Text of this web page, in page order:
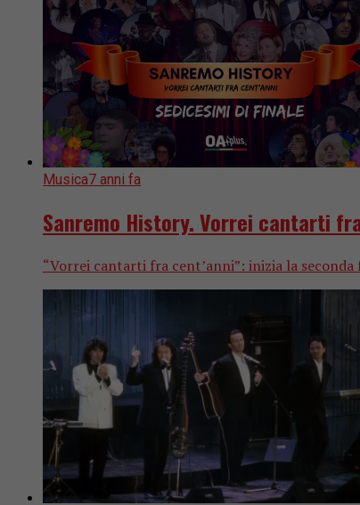
Musica7 anni fa
Sanremo History. Vorrei cantarti
“Vorrei cantarti fra cent’anni”: inizia la